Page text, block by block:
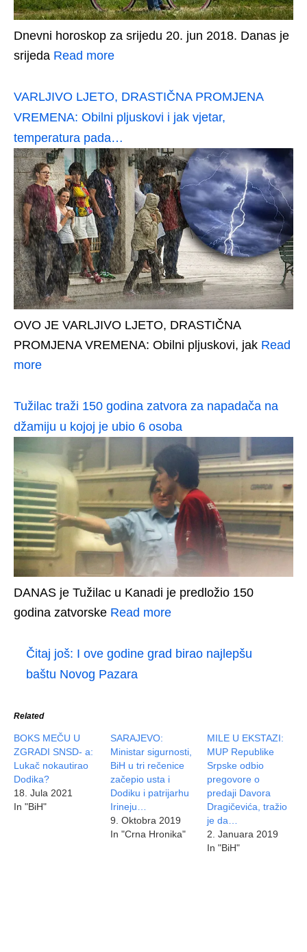
Dnevni horoskop za srijedu 20. jun 2018. Danas je
srijeda Read more
VARLJIVO LJETO, DRASTIČNA PROMJENA
VREMENA: Obilni pljuskovi i jak vjetar,
temperatura pada…
OVO JE VARLJIVO LJETO, DRASTIČNA
PROMJENA VREMENA: Obilni pljuskovi, jak Read
more
Tužilac traži 150 godina zatvora za napadača na
džamiju u kojoj je ubio 6 osoba
DANAS je Tužilac u Kanadi je predložio 150
godina zatvorske Read more
Čitaj još: I ove godine grad birao najlepšu
baštu Novog Pazara
Related
BOKS MEČU U
ZGRADI SNSD- a:
Lukač nokautirao
Dodika?
18. Jula 2021
In "BiH"
SARAJEVO:
Ministar sigurnosti,
BiH u tri rečenice
začepio usta i
Dodiku i patrijarhu
Irineju…
9. Oktobra 2019
In "Crna Hronika"
MILE U EKSTAZI:
MUP Republike
Srpske odbio
pregovore o
predaji Davora
Dragičevića, tražio
je da…
2. Januara 2019
In "BiH"